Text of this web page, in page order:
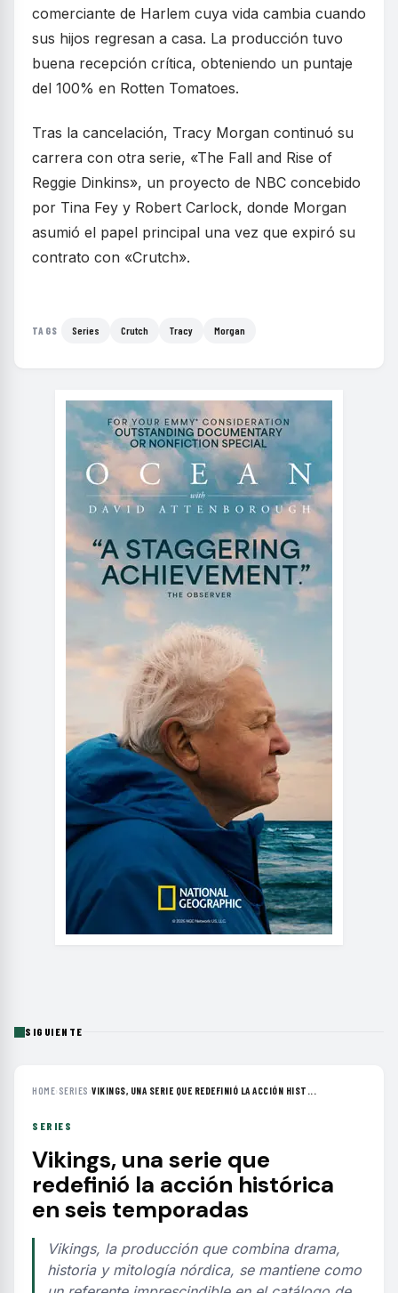
comerciante de Harlem cuya vida cambia cuando
sus hijos regresan a casa. La producción tuvo
buena recepción crítica, obteniendo un puntaje
del 100% en Rotten Tomatoes.
Tras la cancelación, Tracy Morgan continuó su
carrera con otra serie, «The Fall and Rise of
Reggie Dinkins», un proyecto de NBC concebido
por Tina Fey y Robert Carlock, donde Morgan
asumió el papel principal una vez que expiró su
contrato con «Crutch».
TAGS Series Crutch Tracy Morgan
SIGUIENTE
HOME› SERIES ›VIKINGS, UNA SERIE QUE REDEFINIÓ LA ACCIÓN HIST...
SERIES
Vikings, una serie que
redefinió la acción histórica
en seis temporadas
Vikings, la producción que combina drama,
historia y mitología nórdica, se mantiene como